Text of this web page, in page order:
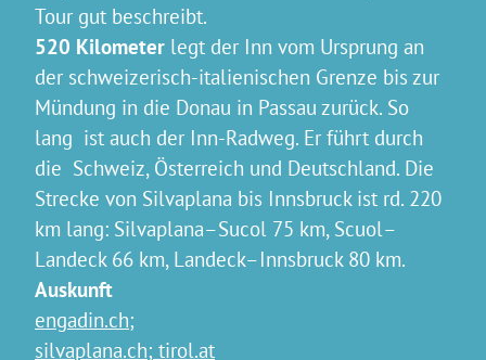
Tour gut beschreibt.
520 Kilometer legt der Inn vom Ursprung an
der schweizerisch-italienischen Grenze bis zur
Mündung in die Donau in Passau zurück. So
lang ist auch der Inn-Radweg. Er führt durch
die Schweiz, Österreich und Deutschland. Die
Strecke von Silvaplana bis Innsbruck ist rd. 220
km lang: Silvaplana–Sucol 75 km, Scuol–
Landeck 66 km, Landeck–Innsbruck 80 km.
Auskunft
engadin.ch;
silvaplana.ch; tirol.at